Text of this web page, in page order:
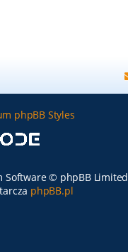
phpBB Styles
Software © phpBB Limited
phpBB.pl